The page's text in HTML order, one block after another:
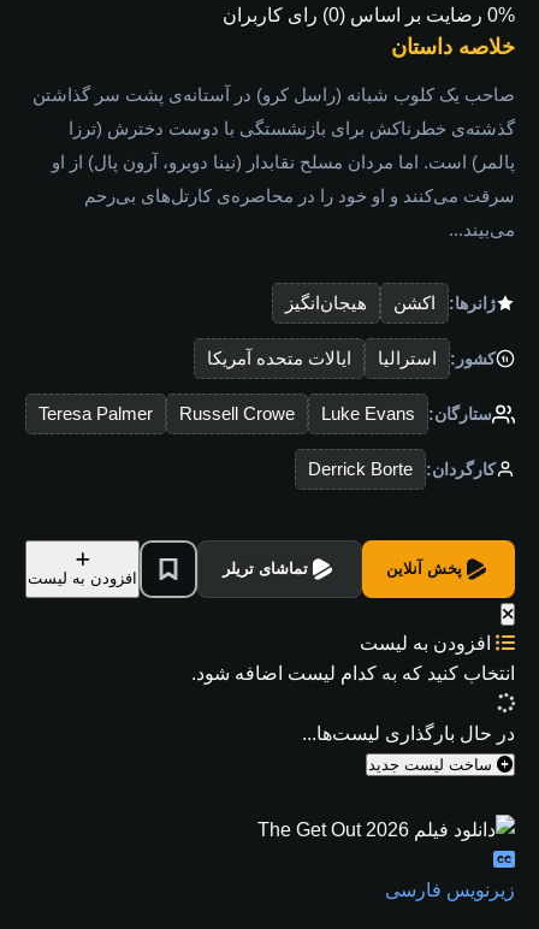
0% رضایت بر اساس (0) رای کاربران
خلاصه داستان
صاحب یک کلوب شبانه (راسل کرو) در آستانه‌ی پشت سر گذاشتن
گذشته‌ی خطرناکش برای بازنشستگی با دوست دخترش (ترزا
پالمر) است. اما مردان مسلح نقابدار (نینا دوبرو، آرون پال) از او
سرقت می‌کنند و او خود را در محاصره‌ی کارتل‌های بی‌رحم
می‌بیند...
ژانرها: اکشن هیجان‌انگیز
کشور: استرالیا ایالات متحده آمریکا
ستارگان: Luke Evans
Russell Crowe
Teresa Palmer
کارگردان: Derrick Borte
پخش آنلاین تماشای تریلر
افزودن به لیست
افزودن به لیست
انتخاب کنید که به کدام لیست اضافه شود.
در حال بارگذاری لیست‌ها...
زیرنویس فارسی